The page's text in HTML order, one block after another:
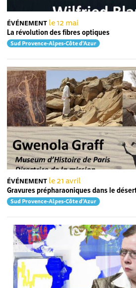
ÉVÉNEMENT le 12 mai
La révolution des fibres optiques
Sud Provence-Alpes-Côte d'Azur
ÉVÉNEMENT le 21 avril
Gravures prépharaoniques dans le
Sud Provence-Alpes-Côte d'Azur